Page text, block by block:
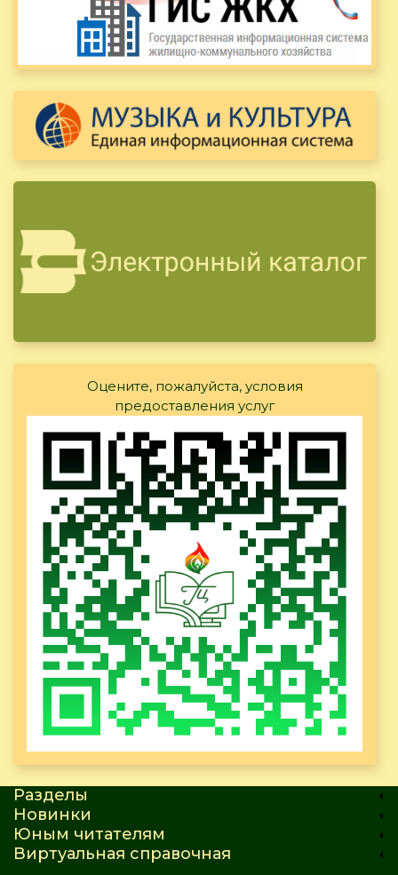
Оцените, пожалуйста, условия
предоставления услуг
Разделы
Новинки
Юным читателям
Виртуальная справочная